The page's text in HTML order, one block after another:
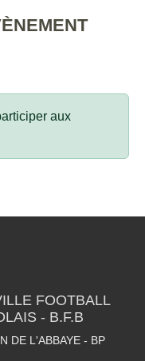
aux
FOOTBALL
- B.F.B
DE L'ABBAYE - BP